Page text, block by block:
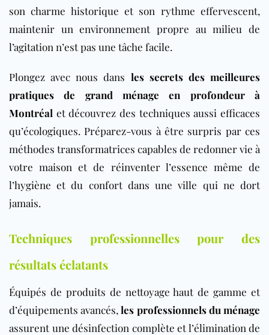
son charme historique et son rythme effervescent,
maintenir un environnement propre au milieu de
l’agitation n’est pas une tâche facile.
Plongez avec nous dans les secrets des meilleures
pratiques de grand ménage en profondeur à
Montréal et découvrez des techniques aussi efficaces
qu’écologiques. Préparez-vous à être surpris par ces
méthodes transformatrices capables de redonner vie à
votre maison et de réinventer l’essence même de
l’hygiène et du confort dans une ville qui ne dort
jamais.
Techniques professionnelles pour des
résultats éclatants
Équipés de produits de nettoyage haut de gamme et
d’équipements avancés,les professionnels du ménage
assurent une désinfection complète et l’élimination de